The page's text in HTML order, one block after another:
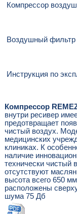
Компрессор
Воздушный фильтр
Инструкция по
Компрессор
внутри ресивер
предотвращает
чистый воздух.
медицинских
клиниках. К
наличие
технически чистый
отсутствуют
высота всего 650
расположены
шума 75 Дб